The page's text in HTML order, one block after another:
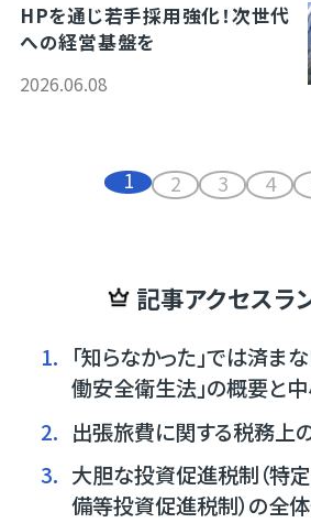
HPを通じ若手採用強化！次世代
への経営基盤を
2026.06.08
1 2 3 4
記事アクセスラ
1. 「知らなかった」では済ま
働安全衛生法」の概要と
2. 出張旅費に関する税務上
3. 大胆な投資促進税制（特
備等投資促進税制）の全